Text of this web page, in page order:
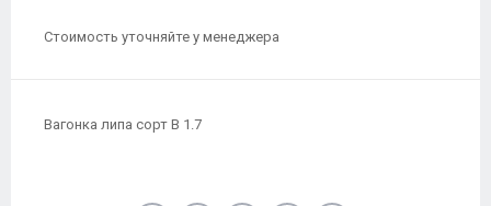
Стоимость уточняйте у менеджера
Вагонка липа сорт В 1.7